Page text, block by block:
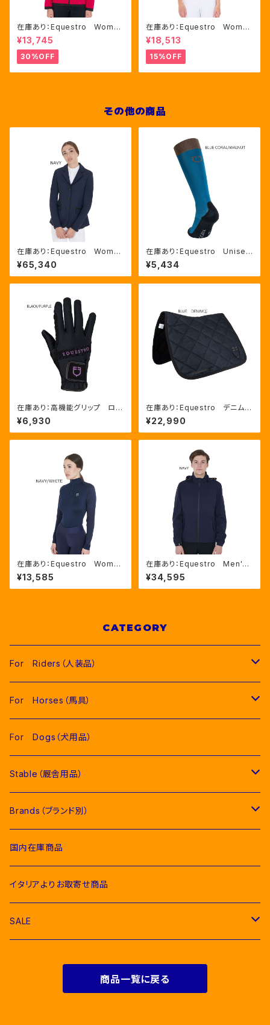
在庫あり：Equestro Wome
n's インターロックフロントジ
ップ フーディ ピンク・ブルー
2色（ETW00046）
¥13,745
30%OFF
在庫あり：Equestro Wome
n's レース風競技用シャツ
Mサイズのみ（ETW00221）
¥18,513
15%OFF
その他の商品
在庫あり：Equestro Wome
n's 撥水 競技用ジャケット
３色（ETW00054）
¥65,340
在庫あり：Equestro Unisex
綿混 ロゴソックス（ETU00
023）
¥5,434
在庫あり：高機能グリップ ロゴ
入りライディンググローブ ３色
（ETU03017）
¥6,930
在庫あり：Equestro デニム
馬場馬術用ゼッケン 2色（ETH
09085）
¥22,990
在庫あり：Equestro Wome
n's UVカット ベースレイヤ
ー 3色 XS、S、Lサイズ （E
TW00007）
¥13,585
在庫あり：Equestro Men's
３Layer レインコート BL
ACK、NAVY ２色（ETM0002
5）
¥34,595
CATEGORY
For Riders（人装品）
Men（男性用衣類）
Competition Jackets（競技用ジャケット）
Competition Shirts（競技用シャツ）
Bomber & Vest（アウター、ベスト）
Women（女性用衣類）
Competition Jackets（競技用ジャケット）
Competition Shirts（競技用シャツ）
Young Riders（ジュニア用衣類）
Competition Jackets（競技用ジャケット）
Competition Shirts（競技用シャツ）
Bomber & Vest（アウター、ベスト）
Socks & Ties（ソックス、ネクタイ類）
Socks（ソックス）
Ties（ネクタイ類）
Raincoats（レインコート）
Body Protector（ボディプロテクター）
Belts（ベルト）
Men & Women（大人用）
Foot Wear（乗馬用ブーツ類）
For Horses（馬具）
Pads（ゼッケン、パッド類）
Jumping Pads（障害馬術用ゼッケン）
Dressage Pads（馬場馬術用ゼッケン）
Fly Veils（イヤーネット類）
Bridles＆ Accesories （頭絡、手綱）
Bit（ハミ）
Halter & Lead rope（無口、曳き手）
Rugs & Neck Cover（馬着）
Girth Saver（腹帯）
For Dogs（犬用品）
Stable（厩舎用品）
COMPETITION EQUIPMENT(競技会用品）
Stable Curtains（厩舎かけ）
Bags（バッグ類）
Horse Care（お手入れ用品）
Combs and Brushes（ブラシ）
Brands（ブランド別）
Acavallo（アカバロ）
EGO７（エゴセブン）
EQUICOMFORT(エクイコンフォート）
HKM（エイチケーエム）
国内在庫商品
イタリアよりお取寄せ商品
SALE
Men（男性用衣類）
For Horses(馬具）
商品一覧に戻る